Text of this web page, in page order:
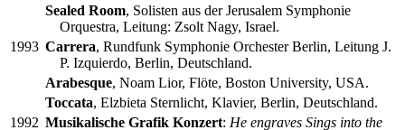
Sealed Room, Solisten aus der Jerusalem Symphonie
Orquestra, Leitung: Zsolt Nagy, Israel.
1993 Carrera, Rundfunk Symphonie Orchester Berlin, Leitung J.
P. Izquierdo, Berlin, Deutschland.
Arabesque, Noam Lior, Flöte, Boston University, USA.
Toccata, Elzbieta Sternlicht, Klavier, Berlin, Deutschland.
1992 Musikalische Grafik Konzert: He engraves Sings into the